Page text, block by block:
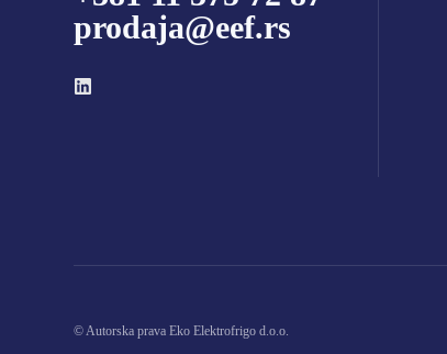
prodaja@eef.rs
© Autorska prava Eko Elektrofrigo d.o.o.